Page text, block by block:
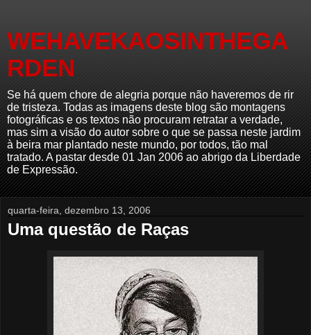
WEHAVEKAOSINTHEGA
RDEN
Se há quem chore de alegria porque não haveremos de rir
de tristeza. Todas as imagens deste blog são montagens
fotográficas e os textos não procuram retratar a verdade,
mas sim a visão do autor sobre o que se passa neste jardim
à beira mar plantado neste mundo, por todos, tão mal
tratado. A pastar desde 01 Jan 2006 ao abrigo da Liberdade
de Expressão.
quarta-feira, dezembro 13, 2006
Uma questão de Raças